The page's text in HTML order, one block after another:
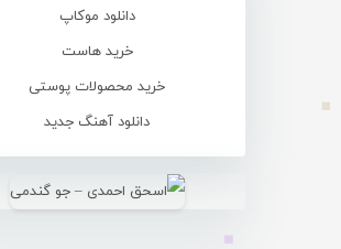
دانلود موکاپ
خرید هاست
خرید محصولات پوستی
دانلود آهنگ جدید